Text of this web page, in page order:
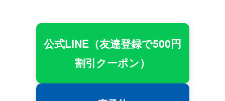
公式LINE（友達登録で500円
割引クーポン）